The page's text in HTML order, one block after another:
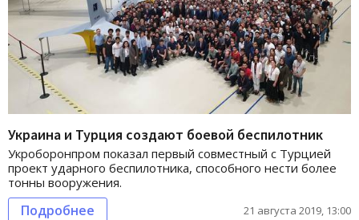
Украина и Турция создают боевой беспилотник
Укроборонпром показал первый совместный с Турцией
проект ударного беспилотника, способного нести более
тонны вооружения.
Подробнее 21 августа 2019, 13:00